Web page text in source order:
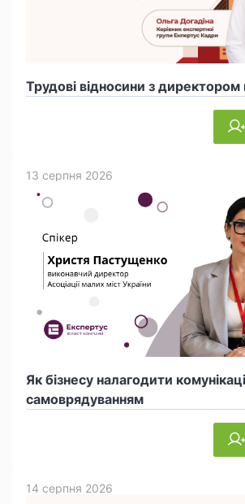
Трудові відносини з
Як бізнесу налагодити
самоврядуванням
13 серпня 2026
14 серпня 2026